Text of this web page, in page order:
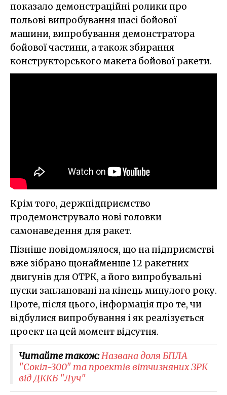
показало демонстраційні ролики про
польові випробування шасі бойової
машини, випробування демонстратора
бойової частини, а також збирання
конструкторського макета бойової ракети.
Крім того, держпідприємство
продемонструвало нові головки
самонаведення для ракет.
Пізніше повідомлялося, що на підприємстві
вже зібрано щонайменше 12 ракетних
двигунів для ОТРК, а його випробувальні
пуски заплановані на кінець минулого року.
Проте, після цього, інформація про те, чи
відбулися випробування і як реалізується
проект на цей момент відсутня.
Читайте також:Названа доля БПЛА
"Сокіл-300" та проектів вітчизняних ЗРК
від ДККБ "Луч"